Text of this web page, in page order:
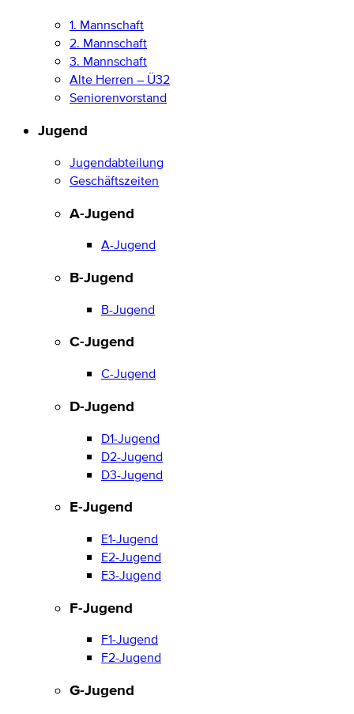
1. Mannschaft
2. Mannschaft
3. Mannschaft
Alte Herren – Ü32
Seniorenvorstand
Jugend
Jugendabteilung
Geschäftszeiten
A-Jugend
A-Jugend
B-Jugend
B-Jugend
C-Jugend
C-Jugend
D-Jugend
D1-Jugend
D2-Jugend
D3-Jugend
E-Jugend
E1-Jugend
E2-Jugend
E3-Jugend
F-Jugend
F1-Jugend
F2-Jugend
G-Jugend